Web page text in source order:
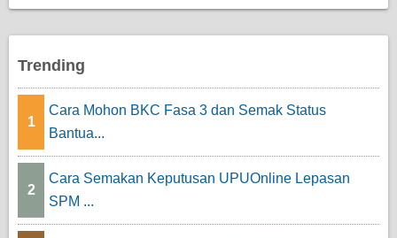
Trending
1
Cara Mohon BKC Fasa 3 dan Semak Status
Bantua...
2
Cara Semakan Keputusan UPUOnline Lepasan
SPM ...